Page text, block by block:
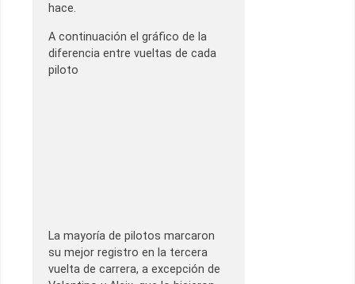
hace.
A continuación el gráfico de la
diferencia entre vueltas de cada
piloto
La mayoría de pilotos marcaron
su mejor registro en la tercera
vuelta de carrera, a excepción de